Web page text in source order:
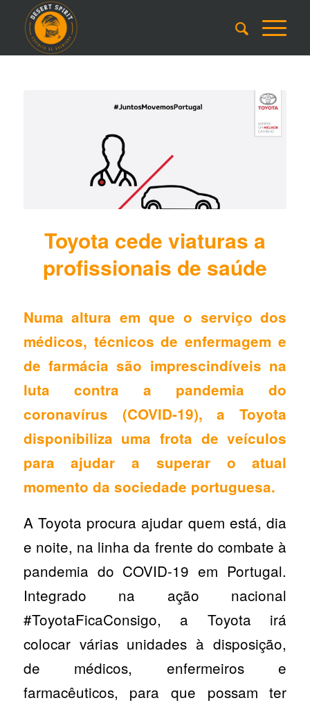
Toyota cede viaturas a
profissionais de saúde
Numa altura em que o serviço dos
médicos, técnicos de enfermagem e
de farmácia são imprescindíveis na
luta contra a pandemia do
coronavírus (COVID-19), a Toyota
disponibiliza uma frota de veículos
para ajudar a superar o atual
momento da sociedade portuguesa.
A Toyota procura ajudar quem está, dia
e noite, na linha da frente do combate à
pandemia do COVID-19 em Portugal.
Integrado na ação nacional
#ToyotaFicaConsigo, a Toyota irá
colocar várias unidades à disposição,
de médicos, enfermeiros e
farmacêuticos, para que possam ter